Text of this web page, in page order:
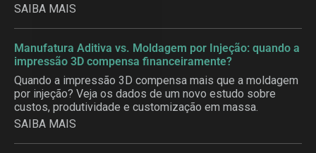
SAIBA MAIS
Manufatura Aditiva vs. Moldagem por Injeção: quando a
impressão 3D compensa financeiramente?
Quando a impressão 3D compensa mais que a moldagem
por injeção? Veja os dados de um novo estudo sobre
custos, produtividade e customização em massa.
SAIBA MAIS